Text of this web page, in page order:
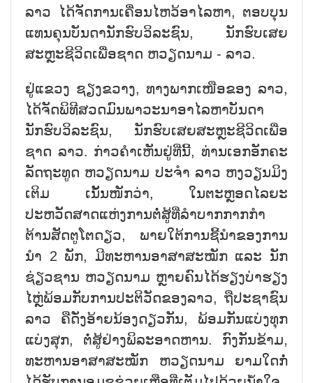
ລາວ ໄດ້ຈັດການເຄື່ອນໄຫວ້ອາໄລຫາ, ຕອບບຸນ
ແທນຄຸນບັນດານັກຮົບວິລະຊົນ, ນັກຮົບເສຍ
ສະຫຼະຊີວິດເພື່ອຊາດ ຫວຽດນາມ - ລາວ.
ຢູ່ແຂວງ ຊຽງຂວາງ, ທາງພາກເໜືອຂອງ ລາວ,
ໄດ້ຈັດພິທີສວດມົນພາວະນາອາໄລຫາບັນດາ
ນັກຮົບວິລະຊົນ, ນັກຮົບເສຍສະຫຼະຊີວິດເພື່ອ
ຊາດ ລາວ. ກ່າວຄຳເຫັນຢູ່ທີ່ນີ້, ທ່ານເອກອັກຄະ
ລັດຖະທູດ ຫວຽດນາມ ປະຈຳ ລາວ ຫງວຽນມິງ
ເຕິມ ເນັ້ນໜັກວ່າ, ໃນຕະຫຼອດໄລຍະ
ປະຫວັດສາດແຫ່ງການຕໍ່ສູ້ທີ່ລຳບາກກາກກຳ
ຕ້ານສັດຕູໂຕດຽວ, ພາຍໃຕ້ການຊີ້ນຳຂອງການ
ນຳ 2 ພັກ, ມີທະຫານອາສາສະໝັກ ແລະ ນັກ
ຊ່ຽວຊານ ຫວຽດນາມ ຫຼາຍຄົນໄດ້ຮຽງບ່າຮຽງ
ໄຫຼ່ພ້ອມກັບການປະຕິວັດຂອງລາວ, ຖືປະຊາຊົນ
ລາວ ຄືດັ່ງອ້າຍນ້ອງດຽວກັນ, ພ້ອມກັນແບ່ງທຸກ
ແບ່ງສຸກ, ຕໍ່ສູ້ຢ່າງພິລະອາດຫານ. ກົງກັນຂ້າມ,
ທະຫານອາສາສະໝັກ ຫວຽດນາມ ຍາມໃດກໍ່